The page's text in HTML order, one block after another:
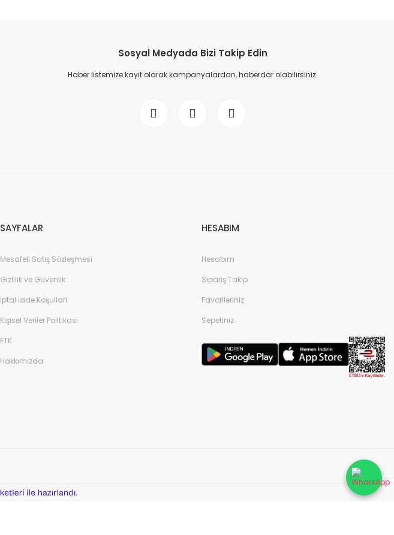
Sosyal Medyada Bizi Takip Edin
Haber listemize kayıt olarak kampanyalardan, haberdar olabilirsiniz.
SAYFALAR
Mesafeli Satış Sözleşmesi
Gizlilik ve Güvenlik
İptal İade Koşullari
Kişisel Veriler Politikası
ETK
Hakkımızda
HESABIM
Hesabım
Sipariş Takip
Favorileriniz
Sepetiniz
e-